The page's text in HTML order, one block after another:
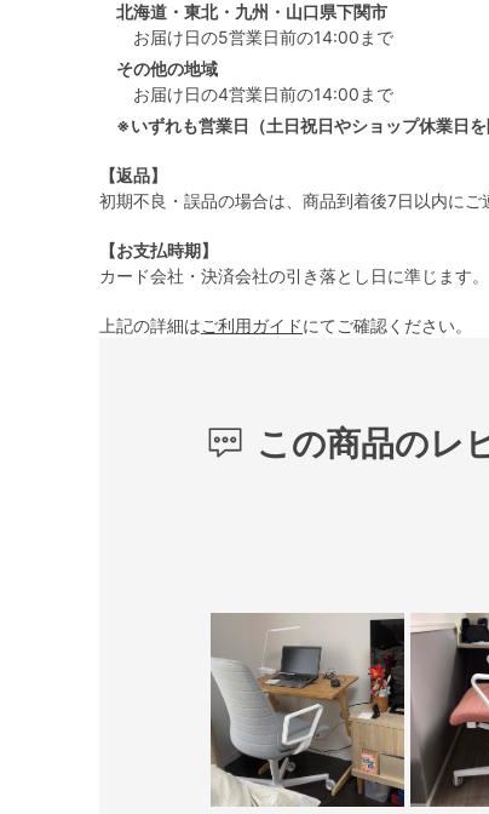
北海道・東北・九州・山口県下関市
お届け日の5営業日前の14:00まで
その他の地域
お届け日の4営業日前の14:00まで
※いずれも営業日（土日祝日やショップ休業日
【返品】
初期不良・誤品の場合は、商品到着後7日以内に
【お支払時期】
カード会社・決済会社の引き落とし日に準じます。
上記の詳細はご利用ガイドにてご確認ください。
この商品のレ